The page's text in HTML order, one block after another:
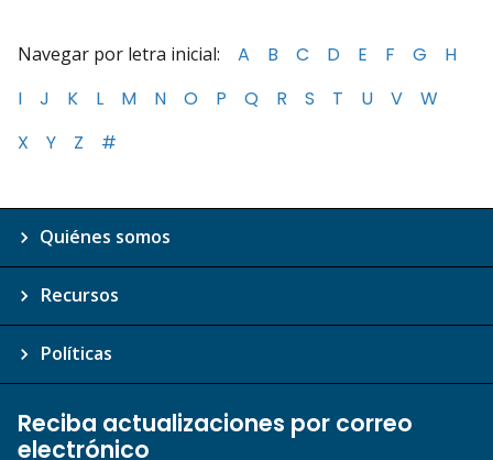
Navegar por letra inicial: A B C D E F G
H
I
J K L M N O P Q R S T U V
W
X
Y Z #
Quiénes somos
Recursos
Políticas
Reciba actualizaciones por correo
electrónico